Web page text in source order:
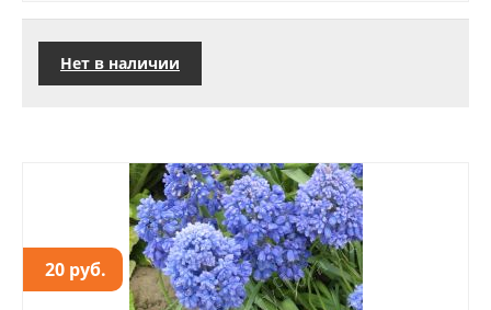
Нет в наличии
20 руб.